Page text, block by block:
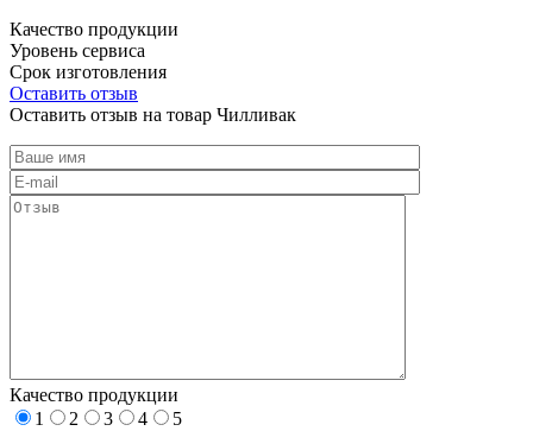
Качество продукции
Уровень сервиса
Срок изготовления
Оставить отзыв
Оставить отзыв на товар Чилливак
Качество продукции
1
2 3 4
5